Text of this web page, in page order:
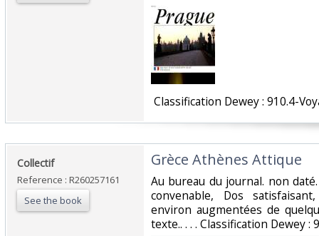
Classification Dewey : 910.4-
‎Collectif‎
Reference : R260257161
See the book
‎Grèce Athènes Attique‎
‎Au bureau du journal. non
convenable, Dos
environ augmentées de
texte.. . . . Classification Dewey :